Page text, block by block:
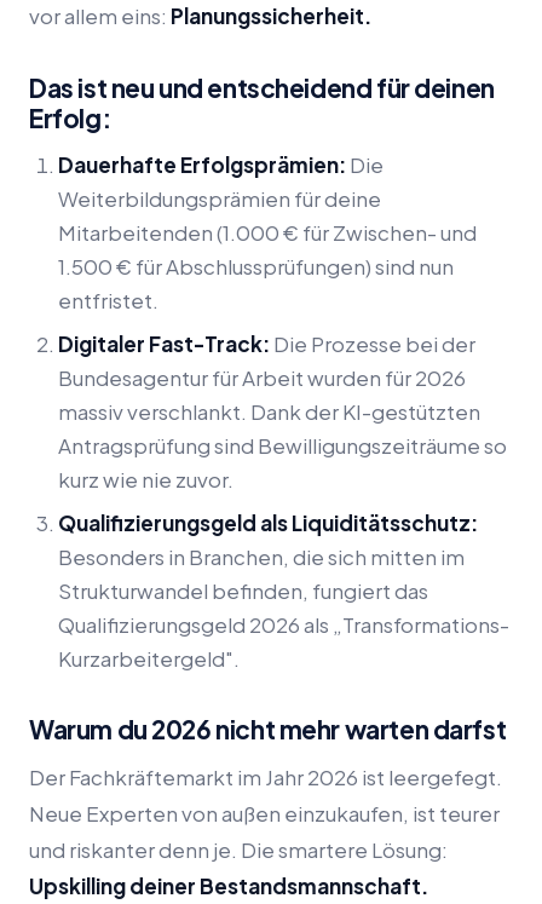
vor allem eins: Planungssicherheit.
Das ist neu und entscheidend für deinen
Erfolg:
Dauerhafte Erfolgsprämien: Die
Weiterbildungsprämien für deine
Mitarbeitenden (1.000 € für Zwischen- und
1.500 € für Abschlussprüfungen) sind nun
entfristet.
Digitaler Fast-Track: Die Prozesse bei der
Bundesagentur für Arbeit wurden für 2026
massiv verschlankt. Dank der KI-gestützten
Antragsprüfung sind Bewilligungszeiträume so
kurz wie nie zuvor.
Qualifizierungsgeld als Liquiditätsschutz:
Besonders in Branchen, die sich mitten im
Strukturwandel befinden, fungiert das
Qualifizierungsgeld 2026 als „Transformations-
Kurzarbeitergeld".
Warum du 2026 nicht mehr warten darfst
Der Fachkräftemarkt im Jahr 2026 ist leergefegt.
Neue Experten von außen einzukaufen, ist teurer
und riskanter denn je. Die smartere Lösung:
Upskilling deiner Bestandsmannschaft.